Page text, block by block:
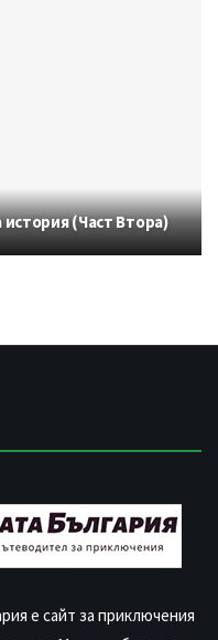
(Част Втора)
е сайт за приключения